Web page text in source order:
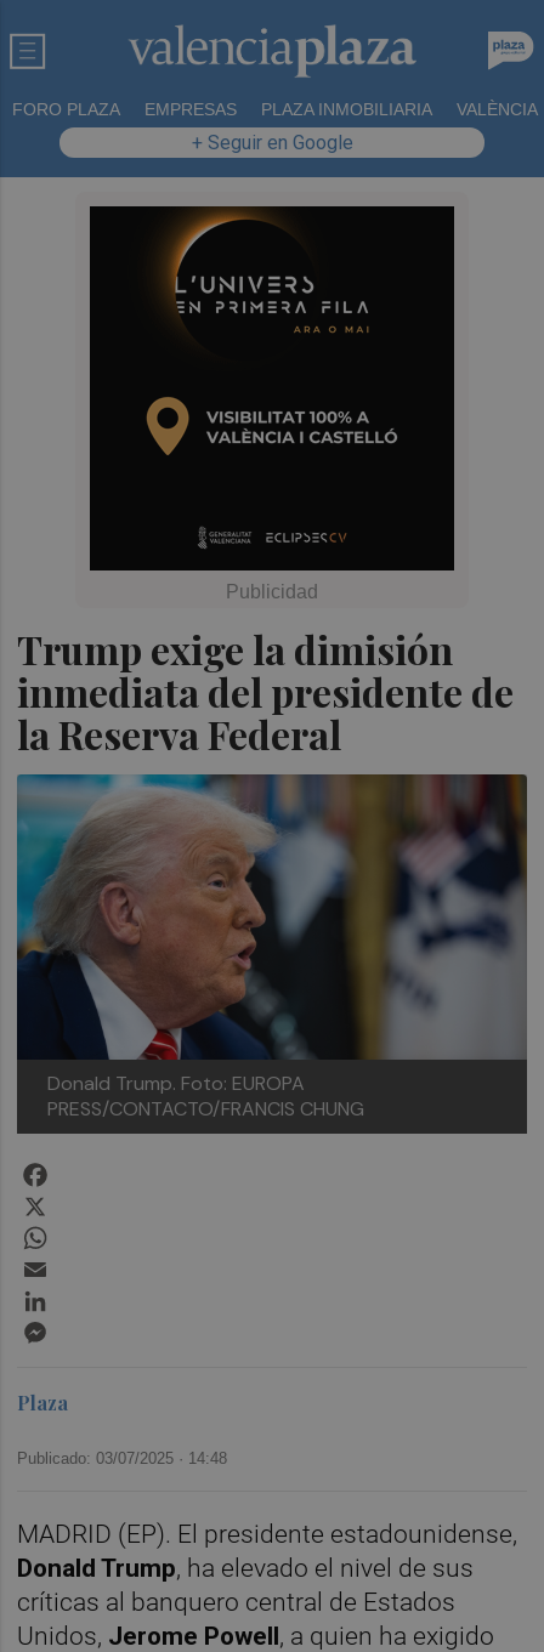
FORO PLAZA EMPRESAS PLAZA INMOBILIARIA VALÈNCIA
+ Seguir en Google
Trump exige la dimisión
inmediata del presidente de
la Reserva Federal
Donald Trump. Foto: EUROPA
PRESS/CONTACTO/FRANCIS CHUNG
Plaza
Publicado: 03/07/2025 · 14:48
MADRID (EP). El presidente estadounidense,
Donald Trump, ha elevado el nivel de sus
críticas al banquero central de Estados
Unidos, Jerome Powell, a quien ha exigido